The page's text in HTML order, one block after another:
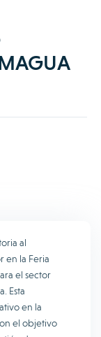
al
en la Feria
el sector
Esta
en la
el objetivo